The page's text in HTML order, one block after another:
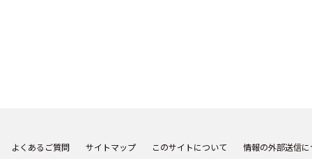
よくあるご質問 サイトマップ このサイトについて
情報の外部送信